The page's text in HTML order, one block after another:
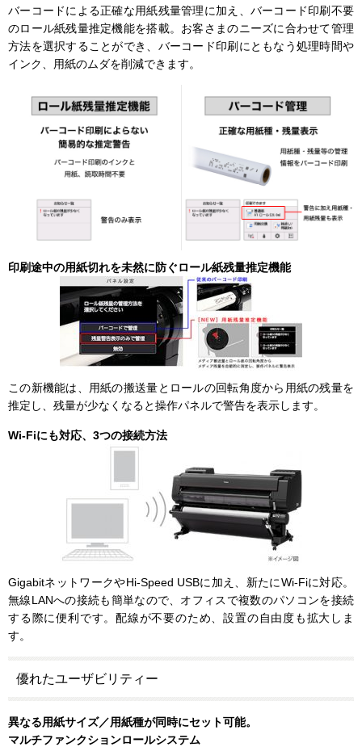
バーコードによる正確な用紙残量管理に加え、バーコード印刷不要
のロール紙残量推定機能を搭載。お客さまのニーズに合わせて管理
方法を選択することができ、バーコード印刷にともなう処理時間や
インク、用紙のムダを削減できます。
印刷途中の用紙切れを未然に防ぐロール紙残量推定機能
この新機能は、用紙の搬送量とロールの回転角度から用紙の残量を
推定し、残量が少なくなると操作パネルで警告を表示します。
Wi-Fiにも対応、3つの接続方法
GigabitネットワークやHi-Speed USBに加え、新たにWi-Fiに対応。
無線LANへの接続も簡単なので、オフィスで複数のパソコンを接続
する際に便利です。配線が不要のため、設置の自由度も拡大しま
す。
優れたユーザビリティー
異なる用紙サイズ／用紙種が同時にセット可能。
マルチファンクションロールシステム